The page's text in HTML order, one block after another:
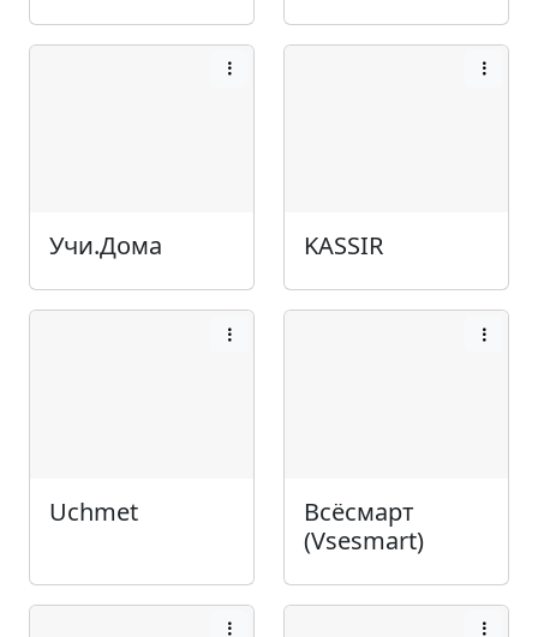
Учи.Дома KASSIR
Uchmet
Всёсмарт
(Vsesmart)